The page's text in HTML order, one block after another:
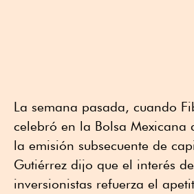
La semana pasada, cuando
celebró en la Bolsa Mexicana
la emisión subsecuente de
Gutiérrez dijo que el interés
inversionistas refuerza el